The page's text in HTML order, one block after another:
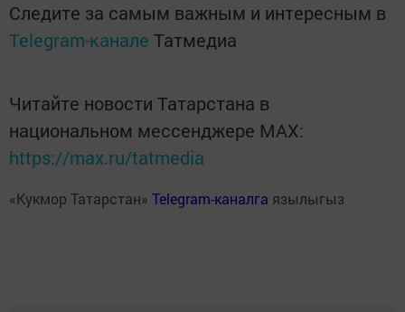
Следите за самым важным и интересным в
Telegram-канале Татмедиа
Читайте новости Татарстана в
национальном мессенджере MАХ:
https://max.ru/tatmedia
«Кукмор Татарстан» Telegram-каналга язылыгыз